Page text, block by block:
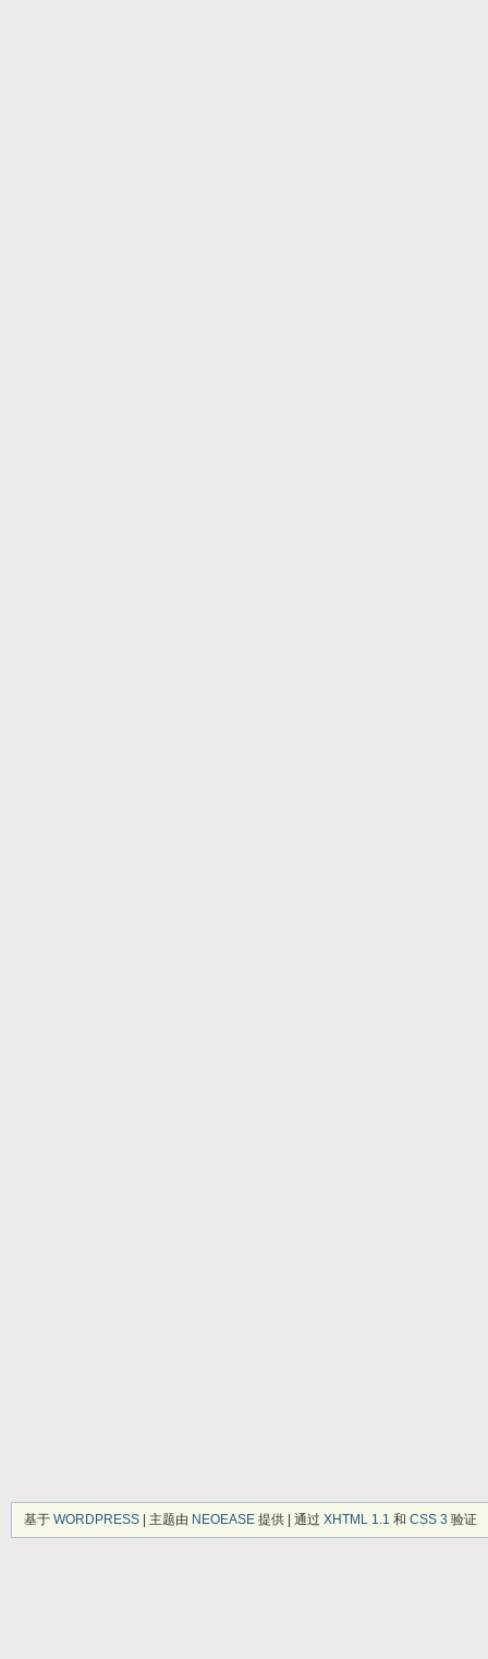
基于 WORDPRESS | 主题由 NEOEASE 提供 | 通过 XHTML 1.1 和 CSS 3 验证